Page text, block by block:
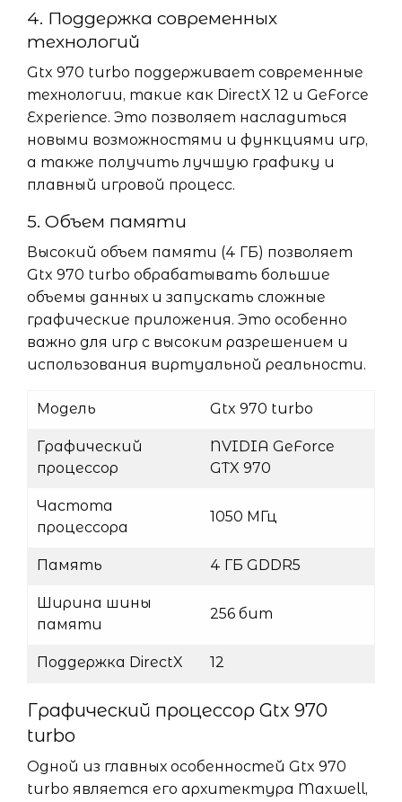
4. Поддержка современных
технологий
Gtx 970 turbo поддерживает современные
технологии, такие как DirectX 12 и GeForce
Experience. Это позволяет насладиться
новыми возможностями и функциями игр,
а также получить лучшую графику и
плавный игровой процесс.
5. Объем памяти
Высокий объем памяти (4 ГБ) позволяет
Gtx 970 turbo обрабатывать большие
объемы данных и запускать сложные
графические приложения. Это особенно
важно для игр с высоким разрешением и
использования виртуальной реальности.
Модель Gtx 970 turbo
Графический
процессор
NVIDIA GeForce
GTX 970
Частота
процессора
1050 МГц
Память 4 ГБ GDDR5
Ширина шины
памяти
256 бит
Поддержка DirectX 12
Графический процессор Gtx 970
turbo
Одной из главных особенностей Gtx 970
turbo является его архитектура Maxwell,